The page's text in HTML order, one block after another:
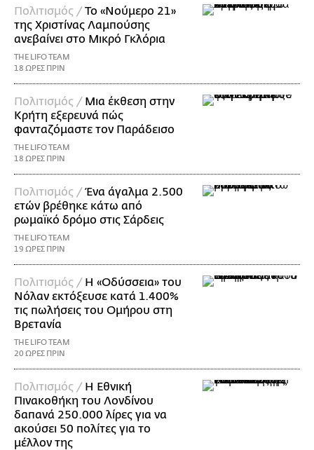
Πολιτισμός /Το «Νούμερο 21»
της Χριστίνας Λαμπούσης
ανεβαίνει στο Μικρό Γκλόρια
THE LIFO TEAM
18 ΩΡΕΣ ΠΡΙΝ
Πολιτισμός / Μια έκθεση στην
Κρήτη εξερευνά πώς
φανταζόμαστε τον Παράδεισο
THE LIFO TEAM
18 ΩΡΕΣ ΠΡΙΝ
Πολιτισμός /Ένα άγαλμα 2.500
ετών βρέθηκε κάτω από
ρωμαϊκό δρόμο στις Σάρδεις
THE LIFO TEAM
19 ΩΡΕΣ ΠΡΙΝ
Πολιτισμός / Η «Οδύσσεια» του
Νόλαν εκτόξευσε κατά 1.400%
τις πωλήσεις του Ομήρου στη
Βρετανία
THE LIFO TEAM
20 ΩΡΕΣ ΠΡΙΝ
Πολιτισμός / Η Εθνική
Πινακοθήκη του Λονδίνου
δαπανά 250.000 λίρες για να
ακούσει 50 πολίτες για το
μέλλον της